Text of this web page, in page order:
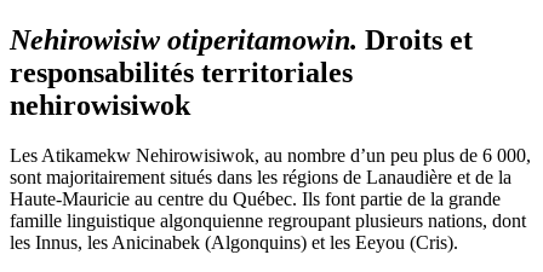
Nehirowisiw otiperitamowin. Droits et
responsabilités territoriales
nehirowisiwok
Les Atikamekw Nehirowisiwok, au nombre d’un peu plus de 6 000,
sont majoritairement situés dans les régions de Lanaudière et de la
Haute-Mauricie au centre du Québec. Ils font partie de la grande
famille linguistique algonquienne regroupant plusieurs nations, dont
les Innus, les Anicinabek (Algonquins) et les Eeyou (Cris).